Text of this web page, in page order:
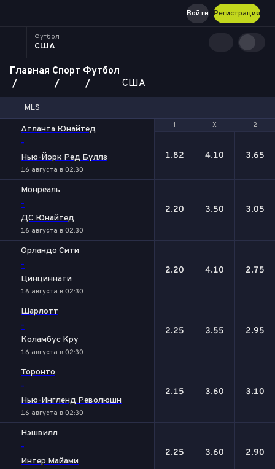
Регистрация
Войти
Футбол
США
Главная Спорт Футбол
США
MLS
1 Х 2
Атланта Юнайтед
-
Нью-Йорк Ред Буллз
16 августа в 02:30
1 Х 2
1.82 4.10 3.65
Монреаль
-
ДС Юнайтед
16 августа в 02:30
2.20 3.50 3.05
Орландо Сити
-
Цинциннати
16 августа в 02:30
2.20 4.10 2.75
Шарлотт
-
Коламбус Кру
16 августа в 02:30
2.25 3.55 2.95
Торонто
-
Нью-Ингленд Революшн
16 августа в 02:30
2.15 3.60 3.10
Нэшвилл
-
Интер Майами
2.25 3.60 2.90